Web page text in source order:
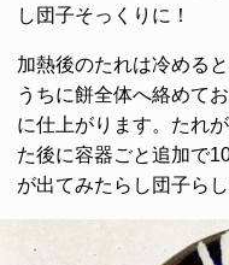
し団子そっくりに！
加熱後のたれは冷める
うちに餅全体へ絡めて
に仕上がります。たれ
た後に容器ごと追加で
が出てみたらし団子ら